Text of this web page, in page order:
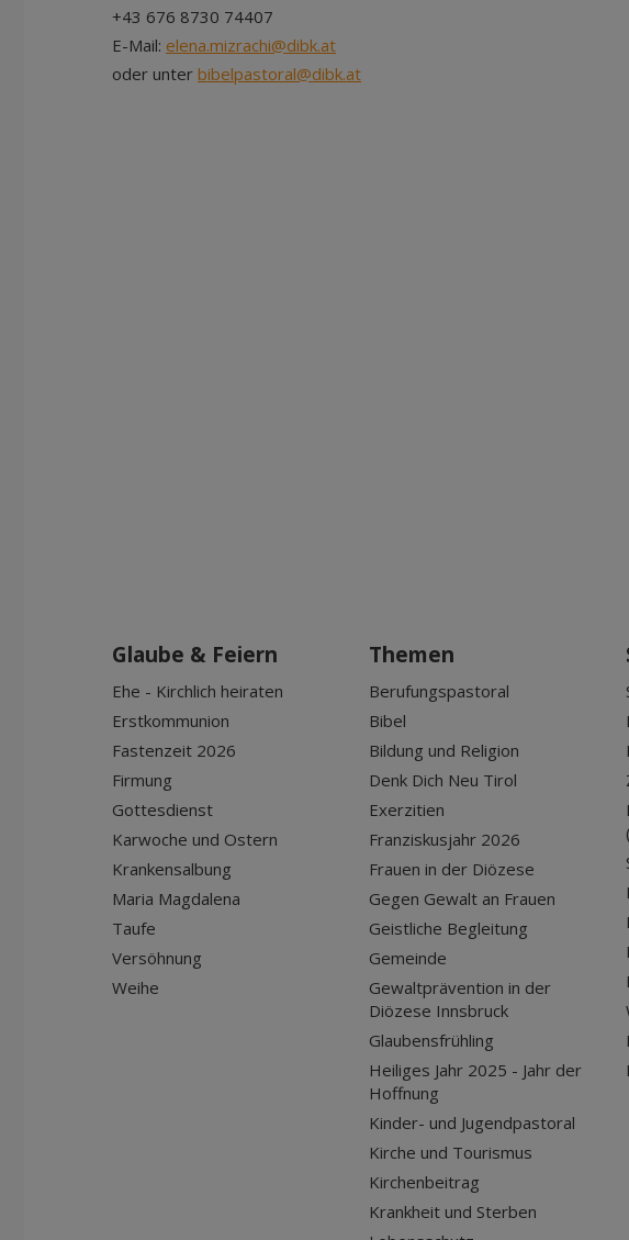
+43 676 8730 74407
E-Mail: elena.mizrachi@dibk.at
oder unter bibelpastoral@dibk.at
Glaube & Feiern
Ehe - Kirchlich heiraten
Erstkommunion
Fastenzeit 2026
Firmung
Gottesdienst
Karwoche und Ostern
Krankensalbung
Maria Magdalena
Taufe
Versöhnung
Weihe
Themen
Berufungspastoral
Bibel
Bildung und Religion
Denk Dich Neu Tirol
Exerzitien
Franziskusjahr 2026
Frauen in der Diözese
Gegen Gewalt an Frauen
Geistliche Begleitung
Gemeinde
Gewaltprävention in der
Diözese Innsbruck
Glaubensfrühling
Heiliges Jahr 2025 - Jahr der
Hoffnung
Kinder- und Jugendpastoral
Kirche und Tourismus
Kirchenbeitrag
Krankheit und Sterben